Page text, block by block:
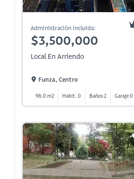
Administración incluida:
$3,500,000
Local En Arriendo
Funza, Centro
98.0 m2 Habit. 0 Baños 2 Garaje 0